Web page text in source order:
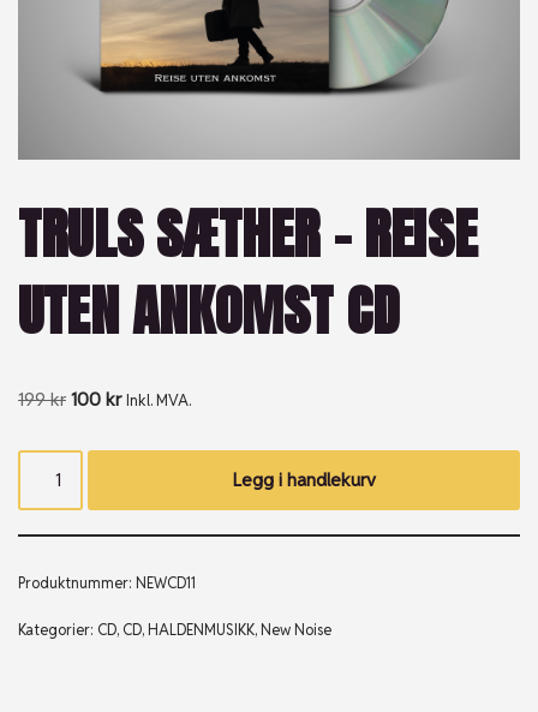
TRULS SÆTHER – REISE
UTEN ANKOMST CD
199kr 100 kr Inkl. MVA.
Legg i handlekurv
Produktnummer: NEWCD11
Kategorier: CD, CD, HALDENMUSIKK, New Noise